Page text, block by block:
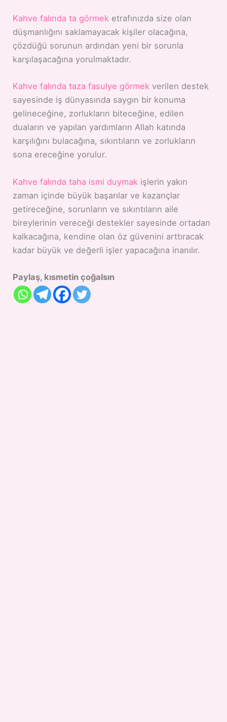
Kahve falında ta görmek etrafınızda size olan
düşmanlığını saklamayacak kişiler olacağına,
çözdüğü sorunun ardından yeni bir sorunla
karşılaşacağına yorulmaktadır.
Kahve falında taza fasulye görmek verilen destek
sayesinde iş dünyasında saygın bir konuma
gelineceğine, zorlukların biteceğine, edilen
duaların ve yapılan yardımların Allah katında
karşılığını bulacağına, sıkıntıların ve zorlukların
sona ereceğine yorulur.
Kahve falında taha ismi duymak işlerin yakın
zaman içinde büyük başarılar ve kazançlar
getireceğine, sorunların ve sıkıntıların aile
bireylerinin vereceği destekler sayesinde ortadan
kalkacağına, kendine olan öz güvenini arttıracak
kadar büyük ve değerli işler yapacağına inanılır.
Paylaş, kısmetin çoğalsın